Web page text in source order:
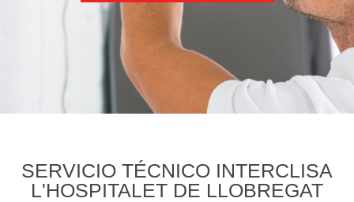
SERVICIO TÉCNICO INTERCLISA
L'HOSPITALET DE LLOBREGAT